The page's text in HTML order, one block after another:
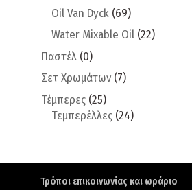
Oil Van Dyck (69)
Water Mixable Oil (22)
Παστέλ (0)
Σετ Χρωμάτων (7)
Τέμπερες (25)
Τεμπερέλλες (24)
Τρόποι επικοινωνίας και ωράριο